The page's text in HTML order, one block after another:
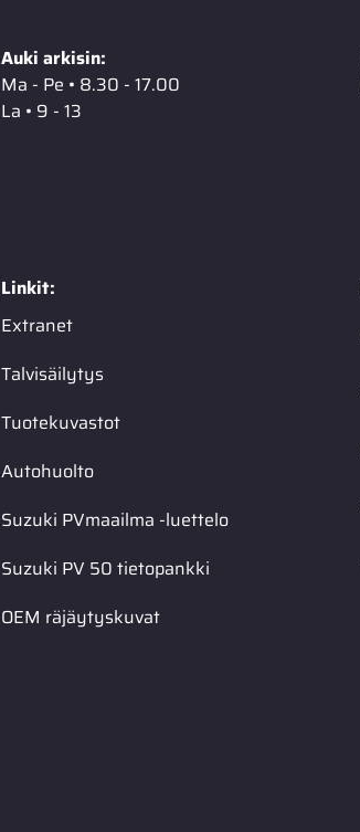
Auki arkisin:
Ma - Pe • 8.30 - 17.00
La • 9 - 13
Linkit:
Extranet
Talvisäilytys
Tuotekuvastot
Autohuolto
Suzuki PVmaailma -luettelo
Suzuki PV 50 tietopankki
OEM räjäytyskuvat